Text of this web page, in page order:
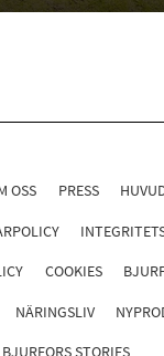
OSS PRESS
COOKIES
NÄRINGSLIV
BJURFORS STORIES